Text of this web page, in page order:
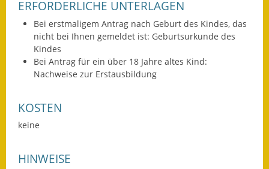
Sitzungsberichte 2018
Sitzungsberichte 2019
Sitzungsberichte 2020
ERFORDERLICHE UNTERLAGEN
Bei erstmaligem Antrag nach Geburt des Kindes, das
nicht bei Ihnen gemeldet ist: Geburtsurkunde des
Kindes
Bei Antrag für ein über 18 Jahre altes Kind:
Nachweise zur Erstausbildung
KOSTEN
keine
HINWEISE